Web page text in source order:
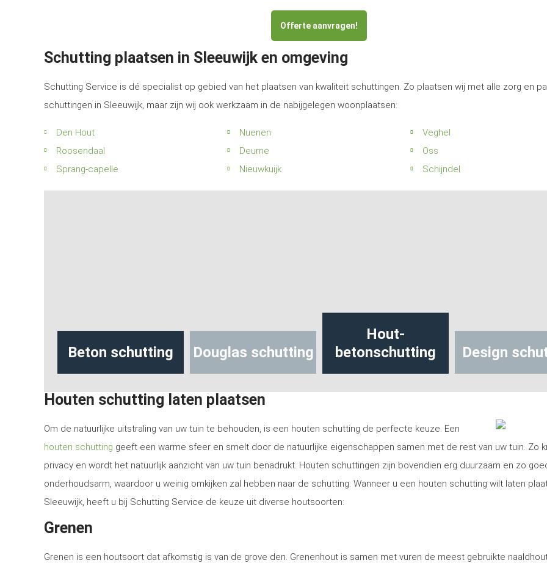
Offerte aanvragen!
Schutting plaatsen in Sleeuwijk en omgeving
Schutting Service is dé specialist op gebied van het plaatsen van kwaliteit schuttingen. Zo plaatsen wij met alle zorg en
schuttingen in Sleeuwijk, maar zijn wij ook werkzaam in de nabijgelegen woonplaatsen:
Den Hout Nuenen
Veghel
Roosendaal
Deurne
Oss
Sprang-capelle
Nieuwkuijk Schijndel
Beton schutting Douglas schutting
Hout-
betonschutting
Design
Houten schutting laten plaatsen
Om de natuurlijke uitstraling van uw tuin te behouden, is een houten schutting de perfecte keuze. Een
houten schutting geeft een warme sfeer en smelt door de natuurlijke eigenschappen samen met de rest van uw tuin. Zo
privacy en wordt het natuurlijk aanzicht van uw tuin benadrukt. Houten schuttingen zijn bovendien erg duurzaam en zo
onderhoudsarm, waardoor u weinig omkijken zal hebben naar de schutting. Wanneer u een houten schutting wilt laten
Sleeuwijk, heeft u bij Schutting Service de keuze uit diverse houtsoorten:
Grenen
Grenen is een houtsoort dat afkomstig is van de grove den. Grenenhout is samen met vuren de meest gebruikte